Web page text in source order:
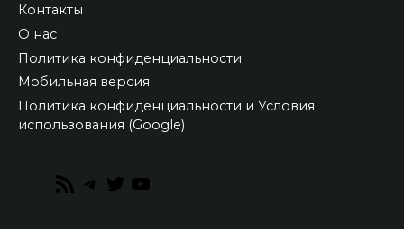
Контакты
О нас
Политика конфиденциальности
Мобильная версия
Политика конфиденциальности и Условия
использования (Google)
RSS
Telegram
Twitter